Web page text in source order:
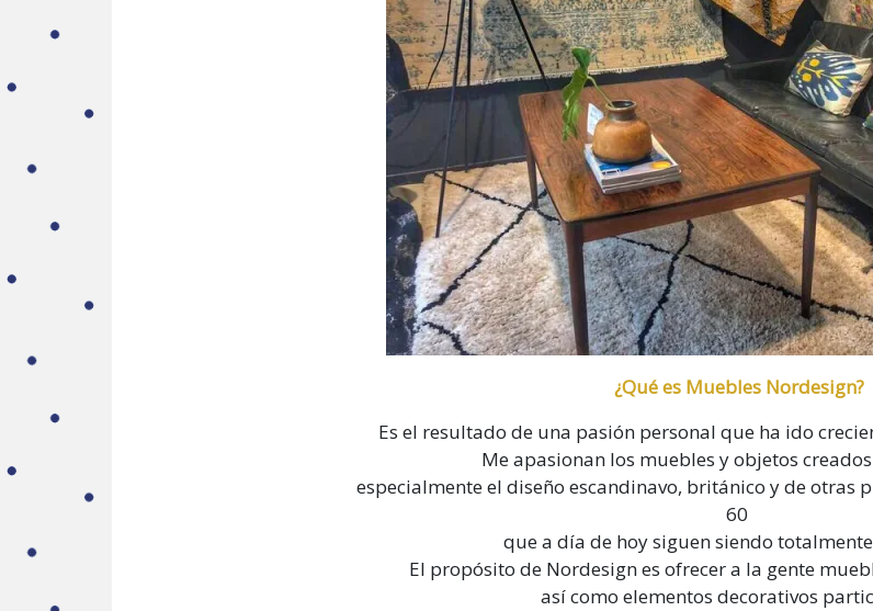
¿Qué es Muebles Nordesign?
Es el resultado de una pasión personal que ha ido
Me apasionan los muebles y objetos creados
especialmente el diseño escandinavo, británico y de otras
60
que a día de hoy siguen siendo
El propósito de Nordesign es ofrecer a la gente
así como elementos decorativos